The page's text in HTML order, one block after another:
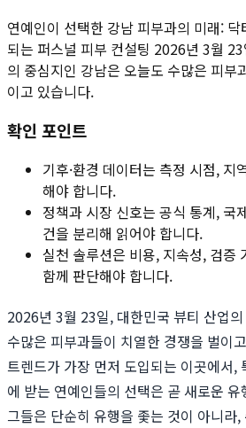
연예인이 선택한 강남 피부과의 미래:
되는 퍼스널 피부 컨설팅 2026년 3월
의 중심지인 강남은 오늘도 수많은 피부
이고 있습니다.
확인 포인트
기후·환경 데이터는 측정 시점, 지
해야 합니다.
정책과 시장 신호는 공식 통계, 국
건을 분리해 읽어야 합니다.
실천 솔루션은 비용, 지속성, 검증
함께 판단해야 합니다.
2026년 3월 23일, 대한민국 뷰티 산업
수많은 피부과들이 치열한 경쟁을 벌이
트렌드가 가장 먼저 도입되는 이곳에서,
에 받는 연예인들의 선택은 곧 새로운
그들은 단순히 유행을 좇는 것이 아니라